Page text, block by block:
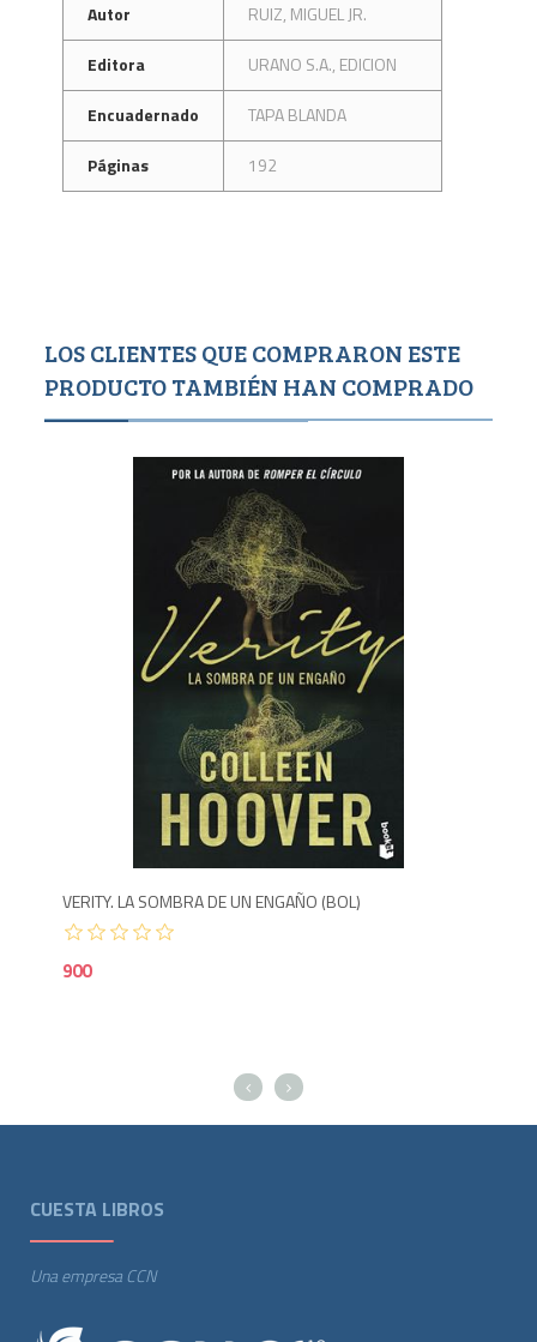
Autor
RUIZ, MIGUEL JR.
Editora
URANO S.A., EDICION
Encuadernado
TAPA BLANDA
Páginas
192
LOS CLIENTES QUE COMPRARON ESTE
PRODUCTO TAMBIÉN HAN COMPRADO
VERITY. LA SOMBRA DE UN ENGAÑO (BOL)
900
CUESTA LIBROS
Una empresa CCN